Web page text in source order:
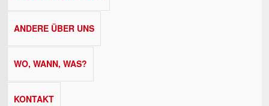
ANDERE ÜBER UNS
WO, WANN, WAS?
KONTAKT